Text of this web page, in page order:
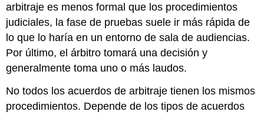
arbitraje es menos formal que los procedimientos
judiciales, la fase de pruebas suele ir más rápida de
lo que lo haría en un entorno de sala de audiencias.
Por último, el árbitro tomará una decisión y
generalmente toma uno o más laudos.
No todos los acuerdos de arbitraje tienen los mismos
procedimientos. Depende de los tipos de acuerdos